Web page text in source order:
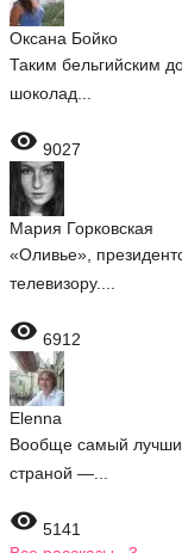
Оксана Бойко
Таким бельгийским
шоколад...
 9027
Мария Горковская
«Оливье»,
телевизору....
 6912
Elenna
Вообще самый
страной —...
 5141